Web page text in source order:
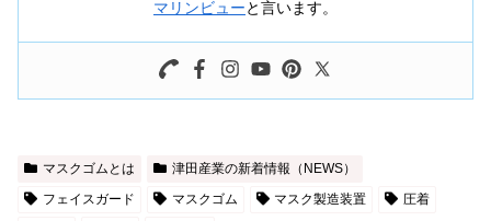
マリンビューと言います。
マスクゴムとは
津田産業の新着情報（NEWS）
フェイスガード
マスクゴム マスク製造装置
圧着